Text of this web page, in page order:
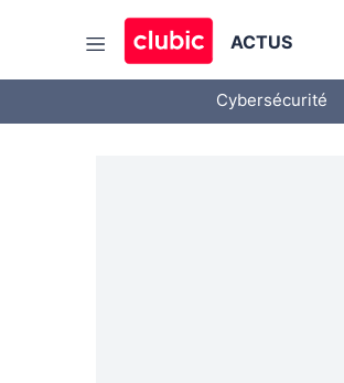
ACTUS
Cybersécurité